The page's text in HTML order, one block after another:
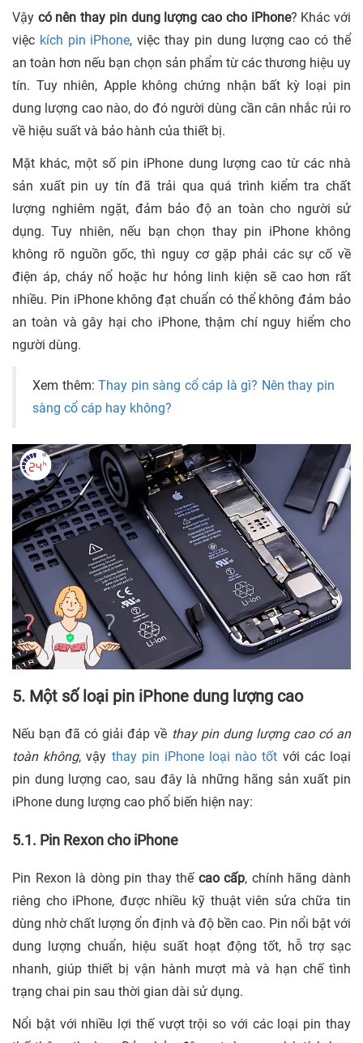
Vậy có nên thay pin dung lượng cao cho iPhone? Khác với
việc kích pin iPhone, việc thay pin dung lượng cao có thể
an toàn hơn nếu bạn chọn sản phẩm từ các thương hiệu uy
tín. Tuy nhiên, Apple không chứng nhận bất kỳ loại pin
dung lượng cao nào, do đó người dùng cần cân nhắc rủi ro
về hiệu suất và bảo hành của thiết bị.
Mặt khác, một số pin iPhone dung lượng cao từ các nhà
sản xuất pin uy tín đã trải qua quá trình kiểm tra chất
lượng nghiêm ngặt, đảm bảo độ an toàn cho người sử
dụng. Tuy nhiên, nếu bạn chọn thay pin iPhone không
không rõ nguồn gốc, thì nguy cơ gặp phải các sự cố về
điện áp, cháy nổ hoặc hư hỏng linh kiện sẽ cao hơn rất
nhiều. Pin iPhone không đạt chuẩn có thể không đảm bảo
an toàn và gây hại cho iPhone, thậm chí nguy hiểm cho
người dùng.
Xem thêm:Thay pin sàng cổ cáp là gì? Nên thay pin
sàng cổ cáp hay không?
5. Một số loại pin iPhone dung lượng cao
Nếu bạn đã có giải đáp về thay pin dung lượng cao có an
toàn không, vậy thay pin iPhone loại nào tốt với các loại
pin dung lượng cao, sau đây là những hãng sản xuất pin
iPhone dung lượng cao phổ biến hiện nay:
5.1. Pin Rexon cho iPhone
Pin Rexon là dòng pin thay thế cao cấp, chính hãng dành
riêng cho iPhone, được nhiều kỹ thuật viên sửa chữa tin
dùng nhờ chất lượng ổn định và độ bền cao. Pin nổi bật với
dung lượng chuẩn, hiệu suất hoạt động tốt, hỗ trợ sạc
nhanh, giúp thiết bị vận hành mượt mà và hạn chế tình
trạng chai pin sau thời gian dài sử dụng.
Nổi bật với nhiều lợi thế vượt trội so với các loại pin thay